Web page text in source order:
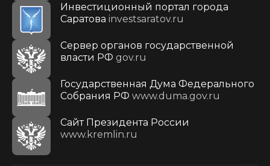
Инвестиционный портал города
Саратова investsaratov.ru
Сервер органов государственной
власти РФ gov.ru
Государственная Дума Федерального
Собрания РФ www.duma.gov.ru
Cайт Президента России
www.kremlin.ru